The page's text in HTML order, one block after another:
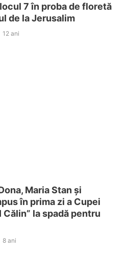
locul 7 în proba de floretă
de la Jerusalim
12 ani
Maria Stan și
în prima zi a Cupei
la spadă pentru
8 ani